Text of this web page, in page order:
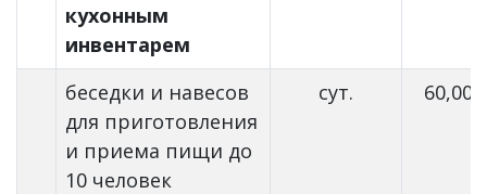
кухонным
инвентарем
беседки и навесов
для приготовления
и приема пищи до
10 человек
сут. 60,00